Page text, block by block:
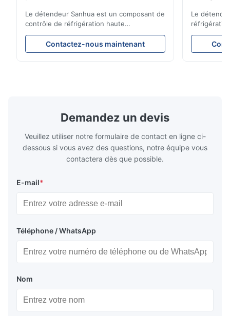
réfrigération de véhicules
Le détendeur Sanhua est un composant de
contrôle de réfrigération haute
performance conçu pour les unités de
réfrigération de camions, les
fourgonnettes réfrigérées et les systèmes
Contactez-nous maintenant
Le
précision
Demandez un devis
Veuillez utiliser notre formulaire de contact en ligne ci-
dessous si vous avez des questions, notre équipe vous
contactera dès que possible.
E-mail*
Téléphone / WhatsApp
Nom